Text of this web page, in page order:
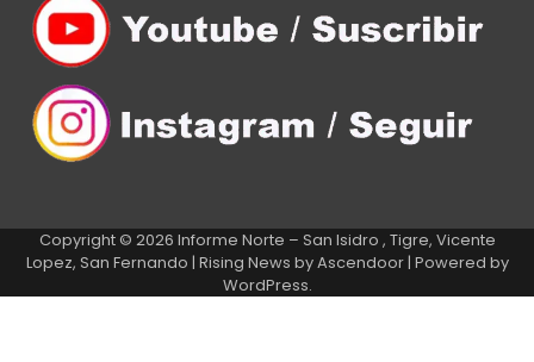
Copyright © 2026 Informe Norte – San Isidro , Tigre, Vicente
Lopez, San Fernando | Rising News byAscendoor| Powered by
WordPress.